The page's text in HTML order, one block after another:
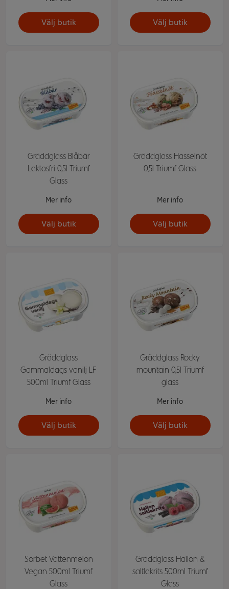
Välj butik Välj butik
Gräddglass Blåbär
Laktosfri 0,5l Triumf
Glass
Mer info
Välj butik
Gräddglass Hasselnöt
0,5l Triumf Glass
Mer info
Välj butik
Gräddglass
Gammaldags vanilj LF
500ml Triumf Glass
Mer info
Välj butik
Gräddglass Rocky
mountain 0,5l Triumf
glass
Mer info
Välj butik
Sorbet Vattenmelon
Vegan 500ml Triumf
Glass
Gräddglass Hallon &
saltlakrits 500ml Triumf
Glass